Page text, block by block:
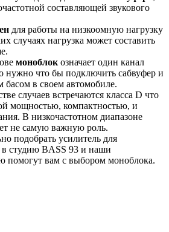
составляющей звукового
для работы на низкоомную нагрузку
случаях нагрузка может составить
моноблокозначает один канал
нужно что бы подключить сабвуфер и
басом в своем автомобиле.
случаев встречаются класса D что
мощностью, компактностью, и
В низкочастотном диапазоне
не самую важную роль.
подобрать усилитель для
в студию BASS 93 и наши
помогут вам с выбором моноблока.